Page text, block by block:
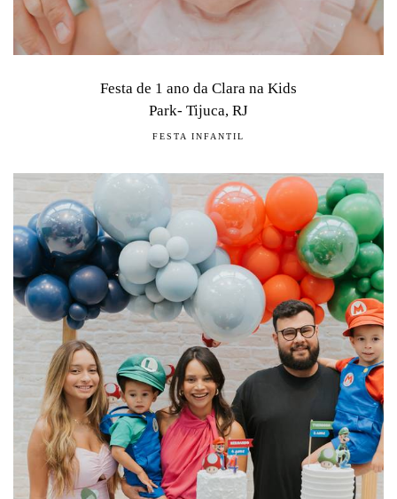
Festa de 1 ano da Clara na Kids
Park- Tijuca, RJ
FESTA INFANTIL